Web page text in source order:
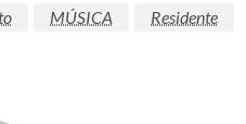
MÚSICA Residente